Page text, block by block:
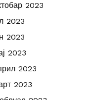
2023
2023
2023
2023
2023
2023